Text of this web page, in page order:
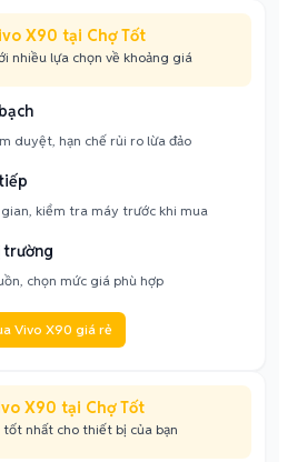
X90 tại Chợ Tốt
nhiều lựa chọn về khoảng giá
duyệt, hạn chế rủi ro lừa đảo
kiểm tra máy trước khi mua
trường
chọn mức giá phù hợp
Vivo X90 giá rẻ
X90 tại Chợ Tốt
nhất cho thiết bị của bạn